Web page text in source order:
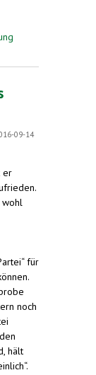
Reinhard
09-14
er
wohl
für
noch
hält